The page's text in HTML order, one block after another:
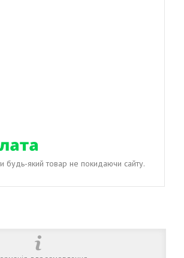
будь-який товар не покидаючи сайту.